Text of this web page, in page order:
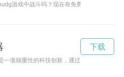
游戏中战斗吗？现在有免费的pudg加速器
一项颠覆性的科技创新，通过改变飞机结构
下载